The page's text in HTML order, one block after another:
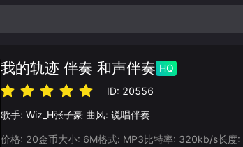
我的轨迹 伴奏 和声伴奏 HQ
ID: 20556
歌手: Wiz_H张子豪 曲风: 说唱伴奏
价格: 20金币大小: 6M格式: MP3比特率: 320kb/s长度: